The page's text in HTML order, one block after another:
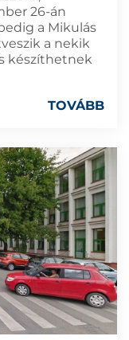
26-án
a Mikulás
a nekik
készíthetnek
TOVÁBB